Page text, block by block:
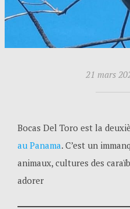
21 mars
Bocas Del Toro est la
au Panama. C’est un
animaux, cultures des
adorer